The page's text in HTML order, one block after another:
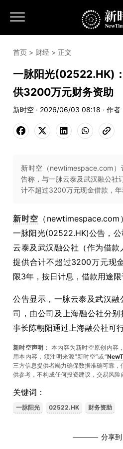
首页 > 财经 > 正文
一脉阳光(02522.HK)
供3200万元财务资助
新时空 · 2026/06/03 08:18 · 作者
新时空（newtimespace.com
告称，与一脉云泰及武汉融公社
计不超过3200万元现金借款，年
新时空 （
一脉阳光(02522.HK)公告，
云泰及武汉融公社（作为借款
提供合计不超过3200万元现
限3年，按日计息，借款用途限
公告显示，一脉云泰及武汉
司，由公司及上海融公社分
事长陈朝阳通过上海融公社可
新时空声明： 本内容为新时空原创内容
用本内容，须注明来源“新时空”或“
三方信息提供者竭力确保数据准确可靠
供参考，不构成任何投资建议，交易风险
关键词：
一脉阳光 02522.HK 财务资助
分享到